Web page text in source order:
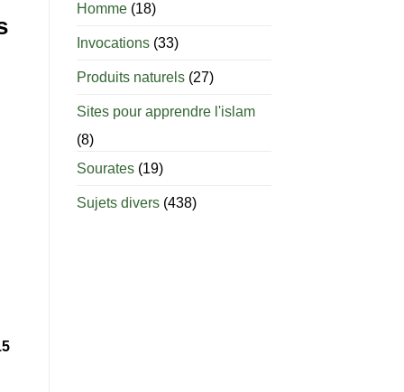
Homme(18)
Invocations(33)
Produits naturels(27)
Sites pour apprendre l'islam
(8)
Sourates(19)
Sujets divers(438)